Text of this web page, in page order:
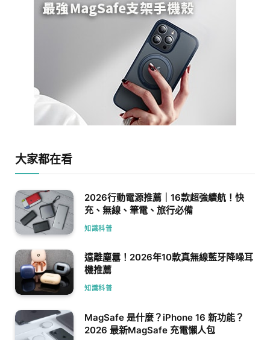
大家都在看
2026行動電源推薦｜16款超強續航！快
充、無線、筆電、旅行必備
知識科普
遠離塵囂！2026年10款真無線藍牙降噪耳
機推薦
知識科普
MagSafe 是什麼？iPhone 16 新功能？
2026 最新MagSafe 充電懶人包